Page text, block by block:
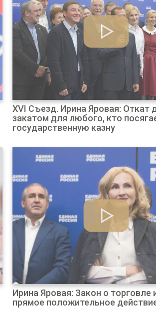
XVI Съезд. Ирина Яровая: Откат
закатом для любого, кто
государственную казну
Ирина Яровая: Закон о торговле
прямое положительное